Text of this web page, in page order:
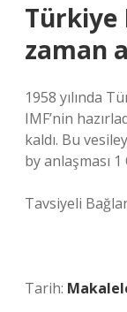
Türkiye
zaman
1958 yılında
IMF’nin
kaldı. Bu
by anlaşması 1
Tavsiyeli
Tarih: